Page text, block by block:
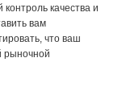
качества и
вам
что ваш
рыночной